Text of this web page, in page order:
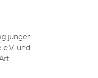
junger
und